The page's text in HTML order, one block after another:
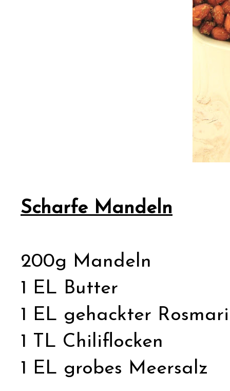
Scharfe Mandeln
200g Mandeln
1 EL Butter
1 EL gehackter
1 TL Chiliflocken
1 EL grobes Meersalz